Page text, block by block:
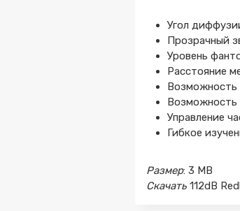
Угол
Прозрачный
Уровень
Расстояние
Возможность
Возможность
Управление
Гибкое
Размер: 3 MB
Скачать112dB